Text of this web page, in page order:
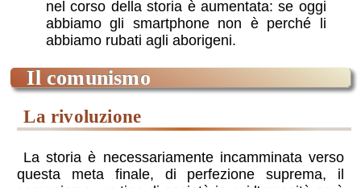
nel corso della storia è aumentata: se oggi
abbiamo gli smartphone non è perché li
abbiamo rubati agli aborigeni.
il comunismo
la rivoluzione
La storia è necessariamente incamminata verso
questa meta finale, di perfezione suprema, il